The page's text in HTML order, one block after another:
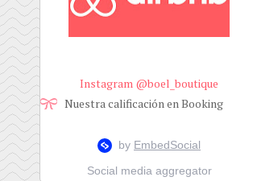
Instagram @boel_boutique
Nuestra calificación en Booking
Social media aggregator